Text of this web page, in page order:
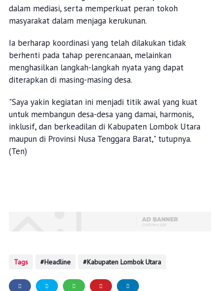
dalam mediasi, serta memperkuat peran tokoh
masyarakat dalam menjaga kerukunan.
Ia berharap koordinasi yang telah dilakukan tidak
berhenti pada tahap perencanaan, melainkan
menghasilkan langkah-langkah nyata yang dapat
diterapkan di masing-masing desa.
"Saya yakin kegiatan ini menjadi titik awal yang kuat
untuk membangun desa-desa yang damai, harmonis,
inklusif, dan berkeadilan di Kabupaten Lombok Utara
maupun di Provinsi Nusa Tenggara Barat," tutupnya.
(Ten)
Tags Headline Kabupaten Lombok Utara